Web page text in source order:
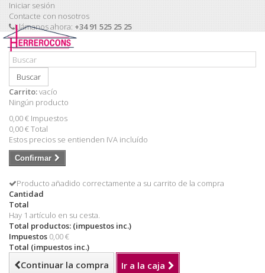
Iniciar sesión
Contacte con nosotros
Llámanos ahora: +34 91 525 25 25
Buscar
Carrito:vacío
Ningún producto
0,00 € Impuestos
0,00 €Total
Estos precios se entienden IVA incluído
Confirmar
Producto añadido correctamente a su carrito de la compra
Cantidad
Total
Hay 1 artículo en su cesta.
Total productos: (impuestos inc.)
Impuestos 0,00 €
Total (impuestos inc.)
Continuar la compra Ir a la caja